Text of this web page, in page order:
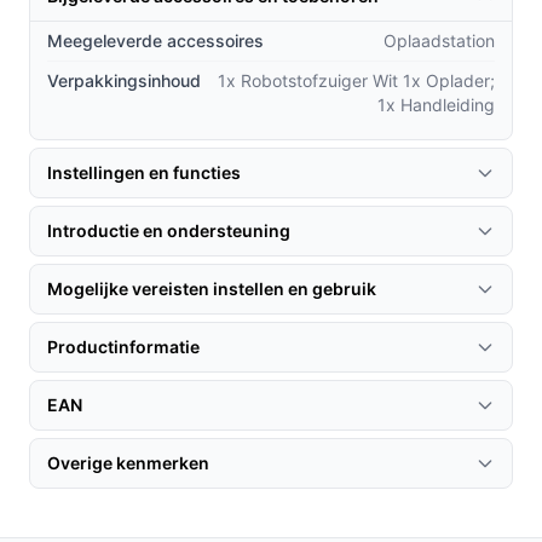
Gebruik de app om schoonmaakroutes aan te
passen aan jouw behoeften.
Controleer regelmatig het stofreservoir en het
HEPA-filter voor een optimale luchtkwaliteit.
Specificaties in mensentaal
Merk:Heevey
Kleur:Zwart
Geluidsniveau:50 dB
Stofzuigerzak:Zakloos
Capaciteit verzamelreservoir:
HEPA-filter:HEPA 15
Batterijduur:
Oplaadtijd:300 minuten
Accu technologie:
Meegeleverde accessoires
Oplaadstation
Verpakkingsinhoud
1x Robotstofzuiger Wit 1x Oplader;
1x Handleiding
Instellingen en functies
Introductie en ondersteuning
Mogelijke vereisten instellen en gebruik
Productinformatie
EAN
Overige kenmerken